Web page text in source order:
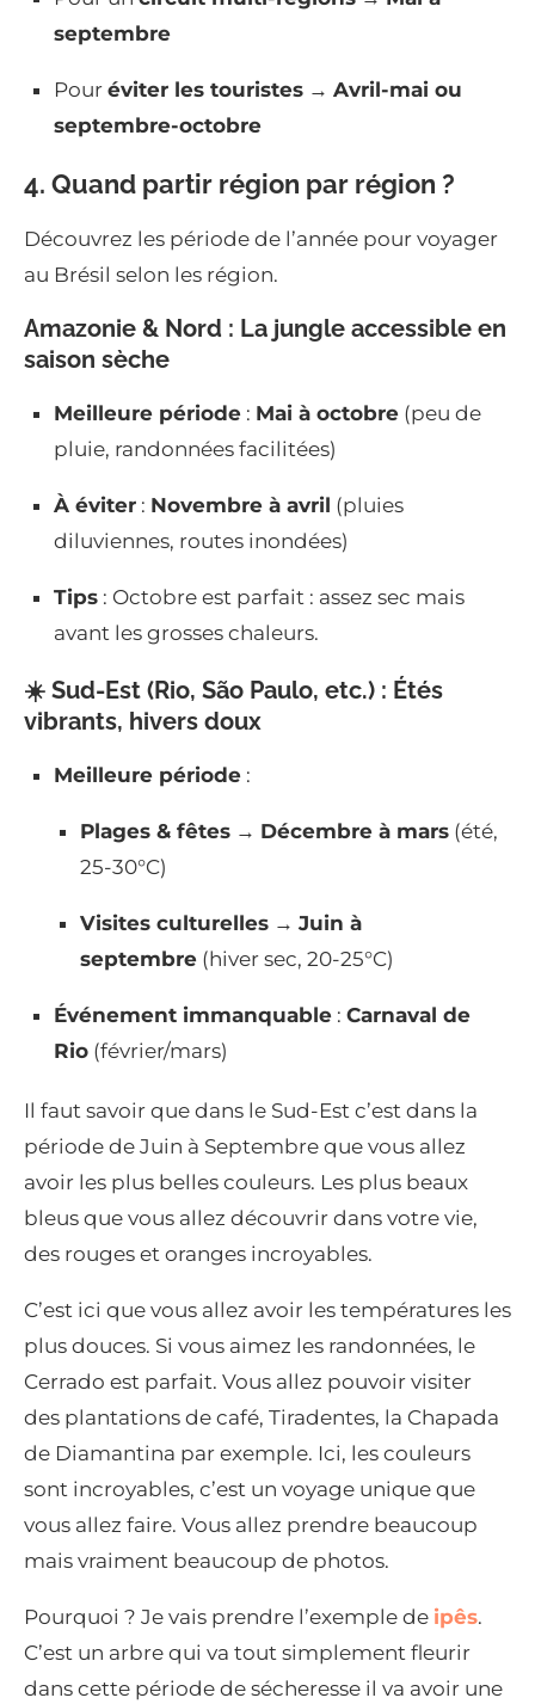
septembre
Pour éviter les touristes → Avril-mai ou
septembre-octobre
4. Quand partir région par région ?
Découvrez les période de l’année pour voyager
au Brésil selon les région.
Amazonie & Nord : La jungle accessible en
saison sèche
Meilleure période : Mai à octobre (peu de
pluie, randonnées facilitées)
À éviter : Novembre à avril (pluies
diluviennes, routes inondées)
Tips : Octobre est parfait : assez sec mais
avant les grosses chaleurs.
☀️ Sud-Est (Rio, São Paulo, etc.) : Étés
vibrants, hivers doux
Meilleure période :
Plages & fêtes → Décembre à mars (été,
25-30°C)
Visites culturelles → Juin à
septembre (hiver sec, 20-25°C)
Événement immanquable : Carnaval de
Rio (février/mars)
Il faut savoir que dans le Sud-Est c’est dans la
période de Juin à Septembre que vous allez
avoir les plus belles couleurs. Les plus beaux
bleus que vous allez découvrir dans votre vie,
des rouges et oranges incroyables.
C’est ici que vous allez avoir les températures les
plus douces. Si vous aimez les randonnées, le
Cerrado est parfait. Vous allez pouvoir visiter
des plantations de café, Tiradentes, la Chapada
de Diamantina par exemple. Ici, les couleurs
sont incroyables, c’est un voyage unique que
vous allez faire. Vous allez prendre beaucoup
mais vraiment beaucoup de photos.
Pourquoi ? Je vais prendre l’exemple de ipês.
C’est un arbre qui va tout simplement fleurir
dans cette période de sécheresse il va avoir une